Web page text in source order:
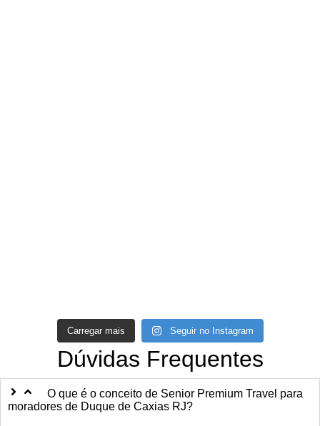
Carregar mais Seguir no Instagram
Dúvidas Frequentes
O que é o conceito de Senior Premium Travel para
moradores de Duque de Caxias RJ?